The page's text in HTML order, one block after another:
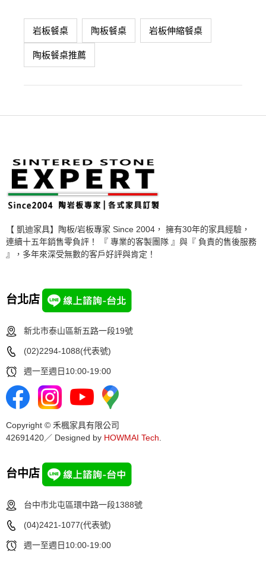
岩板餐桌 陶板餐桌 岩板伸縮餐桌
陶板餐桌推薦
【 凱迪家具】陶板/岩板專家 Since 2004， 擁有30年的家具經驗，
連續十五年銷售零負評！ 『 專業的客製團隊 』與『 負責的售後服務
』，多年來深受無數的客戶好評與肯定！
台北店
新北市泰山區新五路一段19號
(02)2294-1088(代表號)
週一至週日10:00-19:00
Copyright © 禾楓家具有限公司
42691420／ Designed by HOWMAI Tech
台中店
台中市北屯區環中路一段1388號
(04)2421-1077(代表號)
週一至週日10:00-19:00